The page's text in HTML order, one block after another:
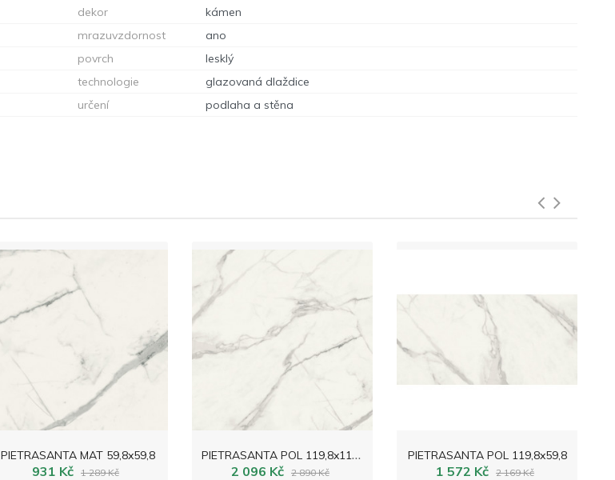
dekor
kámen
mrazuvzdornost
ano
povrch
lesklý
technologie
glazovaná dlaždice
určení podlaha a stěna
PIETRASANTA MAT 59,8x59,8
931 Kč 1 289 Kč
P
IETRASANTA POL 119,8x119,8
2 096 Kč 2 890 Kč
PIETRASANTA POL 119,8x59,8
1 572 Kč 2 169 Kč